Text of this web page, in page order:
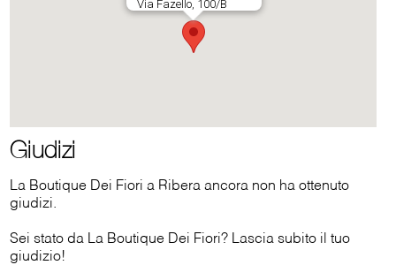
Giudizi
La Boutique Dei Fiori a Ribera ancora non ha ottenuto
giudizi.
Sei stato da La Boutique Dei Fiori? Lascia subito il tuo
giudizio!